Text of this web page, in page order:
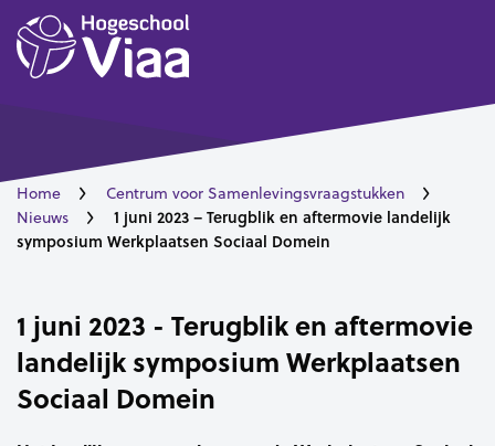
Home
Centrum voor Samenlevingsvraagstukken
Nieuws
1 juni 2023 – Terugblik en aftermovie landelijk
symposium Werkplaatsen Sociaal Domein
1 juni 2023 - Terugblik en aftermovie
landelijk symposium Werkplaatsen
Sociaal Domein